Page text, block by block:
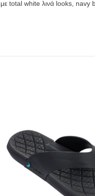
total white λινά looks, navy